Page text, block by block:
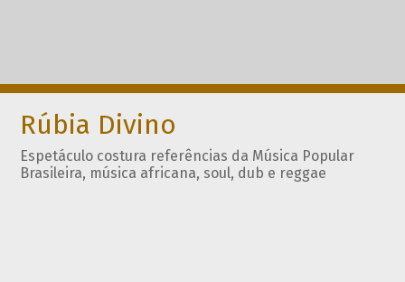
Rúbia Divino
Espetáculo costura referências da Música Popular
Brasileira, música africana, soul, dub e reggae